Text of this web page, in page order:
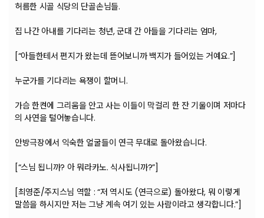
허름한 시골 식당의 단골손님들.
집 나간 아내를 기다리는 청년, 군대 간 아들을 기다리는 엄마,
[“아들한테서 편지가 왔는데 뜯어보니까 백지가 들어있는 거예요.”]
누군가를 기다리는 욕쟁이 할머니.
가슴 한켠에 그리움을 안고 사는 이들이 막걸리 한 잔 기울이며 저마다
의 사연을 털어놓습니다.
안방극장에서 익숙한 얼굴들이 연극 무대로 돌아왔습니다.
[“스님 됩니까? 아 뭐라카노. 식사됩니까?”]
[최영준/주지스님 역할 : “저 역시도 (연극으로) 돌아왔다, 뭐 이렇게
말씀을 하시지만 저는 그냥 계속 여기 있는 사람이라고 생각합니다.”]